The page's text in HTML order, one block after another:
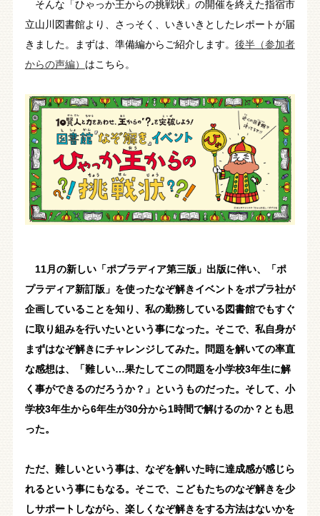
そんな「ひゃっか王からの挑戦状」の開催を終えた指宿市
立山川図書館より、さっそく、いきいきとしたレポートが届
きました。まずは、準備編からご紹介します。 後半（参加者
からの声編） はこちら。
11月の新しい「ポプラディア第三版」出版に伴い、「ポ
プラディア新訂版」を使ったなぞ解きイベントをポプラ社が
企画していることを知り、私の勤務している図書館でもすぐ
に取り組みを行いたいという事になった。そこで、私自身が
まずはなぞ解きにチャレンジしてみた。問題を解いての率直
な感想は、「難しい…果たしてこの問題を小学校3年生に解
く事ができるのだろうか？」というものだった。そして、小
学校3年生から6年生が30分から1時間で解けるのか？とも思
った。
ただ、難しいという事は、なぞを解いた時に達成感が感じら
れるという事にもなる。そこで、こどもたちのなぞ解きを少
しサポートしながら、楽しくなぞ解きをする方法はないかを